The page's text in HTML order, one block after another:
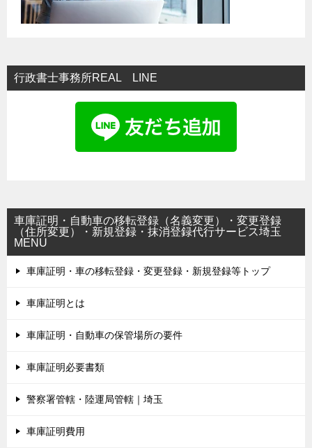
行政書士事務所REAL LINE
車庫証明・自動車の移転登録（名義変更）・変更登録
（住所変更）・新規登録・抹消登録代行サービス埼玉
MENU
車庫証明・車の移転登録・変更登録・新規登録等トップ
車庫証明とは
車庫証明・自動車の保管場所の要件
車庫証明必要書類
警察署管轄・陸運局管轄｜埼玉
車庫証明費用